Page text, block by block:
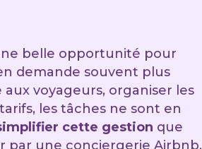
belle opportunité pour
demande souvent plus
aux voyageurs, organiser les
les tâches ne sont en
cette gestion que
par une conciergerie Airbnb.